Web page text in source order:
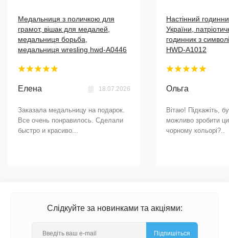
Медальниця з поличкою для
грамот, вішак для медалей,
медальниця борьба,
медальниця wresling hwd-А0446
Елена 18.07.2026
Заказала медальницу на подарок.
Все очень понравилось. Сделали
быстро и красиво...
Настінний
України,
годинник з
HWD-A1012
Ольга
Вітаю! Підкажіть,
можливо зробити
чорному кольорі?..
Слідкуйте за новинками та акціями:
Підпишіться